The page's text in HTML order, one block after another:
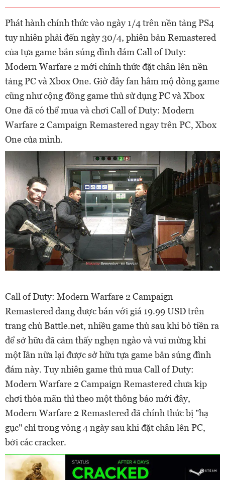
Phát hành chính thức vào ngày 1/4 trên nền tảng PS4
tuy nhiên phải đến ngày 30/4, phiên bản Remastered
của tựa game bắn súng đình đám Call of Duty:
Modern Warfare 2 mới chính thức đặt chân lên nền
tảng PC và Xbox One. Giờ đây fan hâm mộ dòng game
cũng như cộng đồng game thủ sử dụng PC và Xbox
One đã có thể mua và chơi Call of Duty: Modern
Warfare 2 Campaign Remastered ngay trên PC, Xbox
One của mình.
Call of Duty: Modern Warfare 2 Campaign
Remastered đang được bán với giá 19.99 USD trên
trang chủ Battle.net, nhiều game thủ sau khi bỏ tiền ra
để sở hữu đã cảm thấy nghẹn ngào và vui mừng khi
một lần nữa lại được sở hữu tựa game bắn súng đình
đám này. Tuy nhiên game thủ mua Call of Duty:
Modern Warfare 2 Campaign Remastered chưa kịp
chơi thỏa mãn thì theo một thông báo mới đây,
Modern Warfare 2 Remastered đã chính thức bị "hạ
gục" chỉ trong vòng 4 ngày sau khi đặt chân lên PC,
bởi các cracker.